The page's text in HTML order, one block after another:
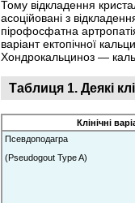
Тому відкладення
асоційовані з
пірофосфатна
варіант ектопічної
Хондрокальциноз —
Таблиця 1. Деякі
Клінічні
Псевдоподагра
(Pseudogout Type A)